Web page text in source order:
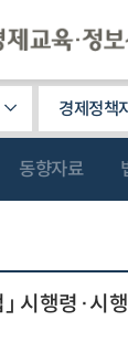
경제정책
동향자료
시행령·시